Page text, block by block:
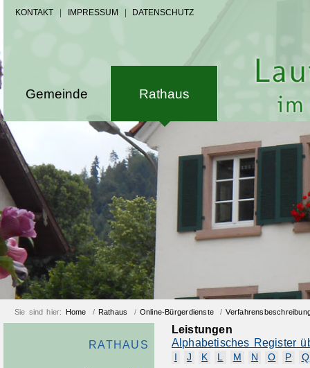
KONTAKT IMPRESSUM DATENSCHUTZ
Gemeinde Rathaus
Sie sind hier: Home / Rathaus / Online-Bürgerdienste /
RATHAUS
Leistungen
Alphabetisches Register
J K L M N O P Q